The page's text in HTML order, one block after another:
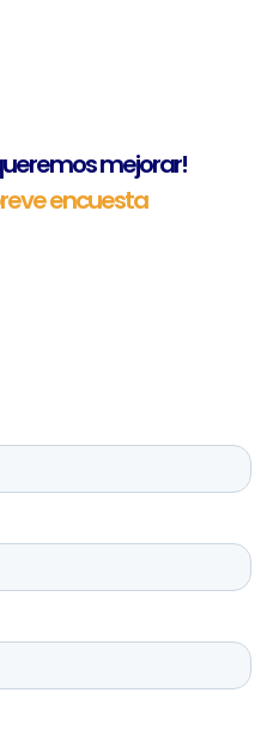
mejorar!
encuesta